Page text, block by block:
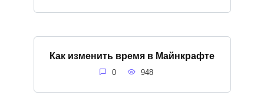
Как изменить время в Майнкрафте
0 948